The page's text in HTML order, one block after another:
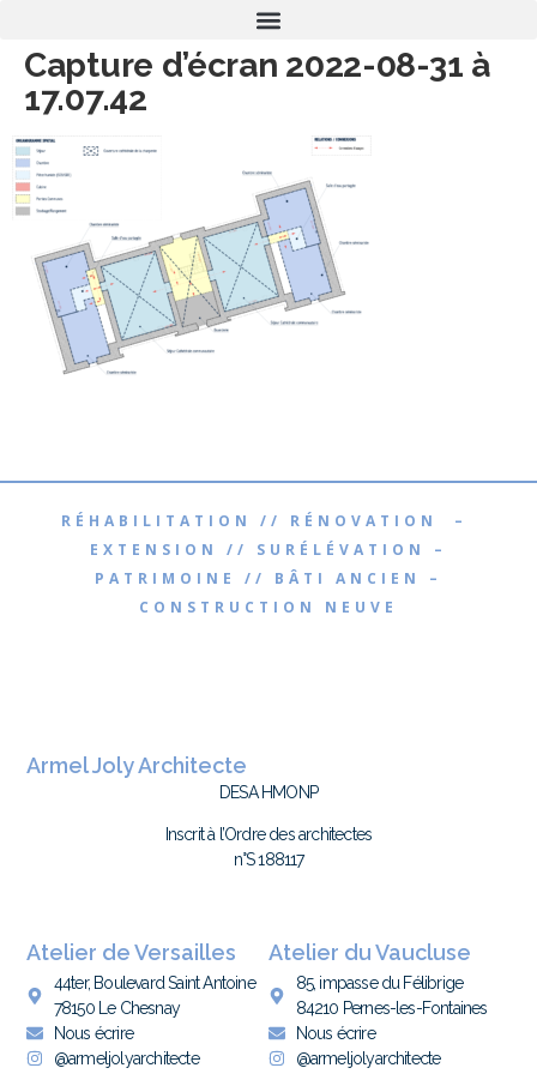
Capture d’écran 2022-08-31 à
17.07.42
RÉHABILITATION // RÉNOVATION –
EXTENSION // SURÉLÉVATION –
PATRIMOINE // BÂTI ANCIEN –
CONSTRUCTION NEUVE
Armel Joly Architecte
DESA HMONP
Inscrit à l’Ordre des architectes
n°S 188117
Atelier de Versailles
44ter, Boulevard Saint Antoine
78150 Le Chesnay
Nous écrire
@armeljolyarchitecte
Atelier du Vaucluse
85, impasse du Félibrige
84210 Pernes-les-Fontaines
Nous écrire
@armeljolyarchitecte